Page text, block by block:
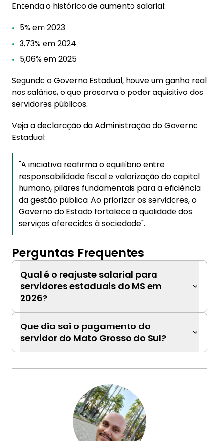
Entenda o histórico de aumento salarial:
5% em 2023
3,73% em 2024
5,06% em 2025
Segundo o Governo Estadual, houve um ganho real
nos salários, o que preserva o poder aquisitivo dos
servidores públicos.
Veja a declaração da Administração do Governo
Estadual:
"A iniciativa reafirma o equilíbrio entre
responsabilidade fiscal e valorização do capital
humano, pilares fundamentais para a eficiência
da gestão pública. Ao priorizar os servidores, o
Governo do Estado fortalece a qualidade dos
serviços oferecidos à sociedade".
Perguntas Frequentes
Qual é o reajuste salarial para
servidores estaduais do MS em
2026?
Que dia sai o pagamento do
servidor do Mato Grosso do Sul?